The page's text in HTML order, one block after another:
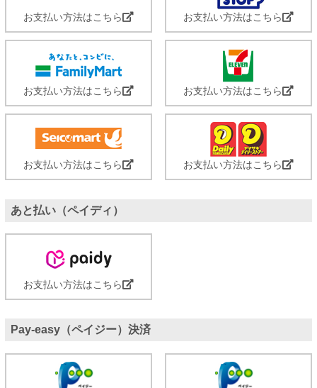
お支払い方法はこちら お支払い方法はこちら
お支払い方法はこちら お支払い方法はこちら
お支払い方法はこちら お支払い方法はこちら
あと払い（ペイディ）
お支払い方法はこちら
Pay-easy（ペイジー）決済